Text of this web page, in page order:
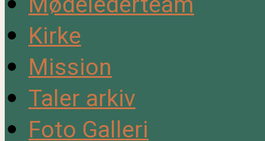
Kirke
Mission
Taler arkiv
Foto Galleri